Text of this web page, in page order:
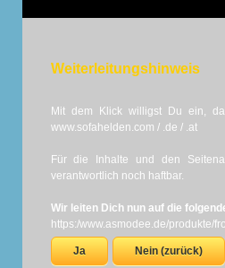
Weiterleitungshinweis
Mit dem Klick willigst Du ein,
www.sofahelden.com / .de / .at
Für die Inhalte und den
verantwortlich noch haftbar.
Wir leiten Dich nun auf die
https:/www.asmodee.de/produkte/
Ja Nein (zurück)